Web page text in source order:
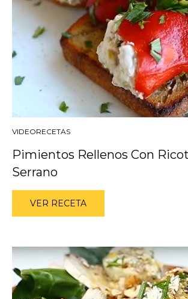
VIDEORECETAS
Pimientos Rellenos Con
Serrano
VER RECETA